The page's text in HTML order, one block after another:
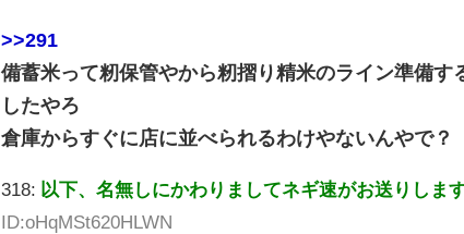
>>291
備蓄米って籾保管やから籾摺り精米のライン準備す
したやろ
倉庫からすぐに店に並べられるわけやないんやで？
318: 以下、名無しにかわりましてネギ速がお送りしま
ID:oHqMSt620HLWN